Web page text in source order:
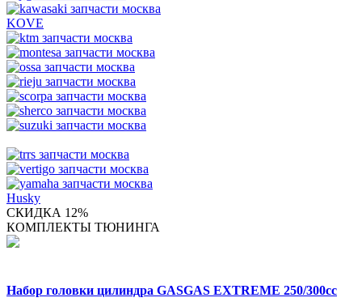
KOVE
Husky
СКИДКА 12%
КОМПЛЕКТЫ ТЮНИНГА
Набор головки цилиндра GASGAS EXTREME 250/300cc